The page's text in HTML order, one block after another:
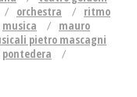
orchestra
ritmo
musica
mauro
pietro mascagni
pontedera